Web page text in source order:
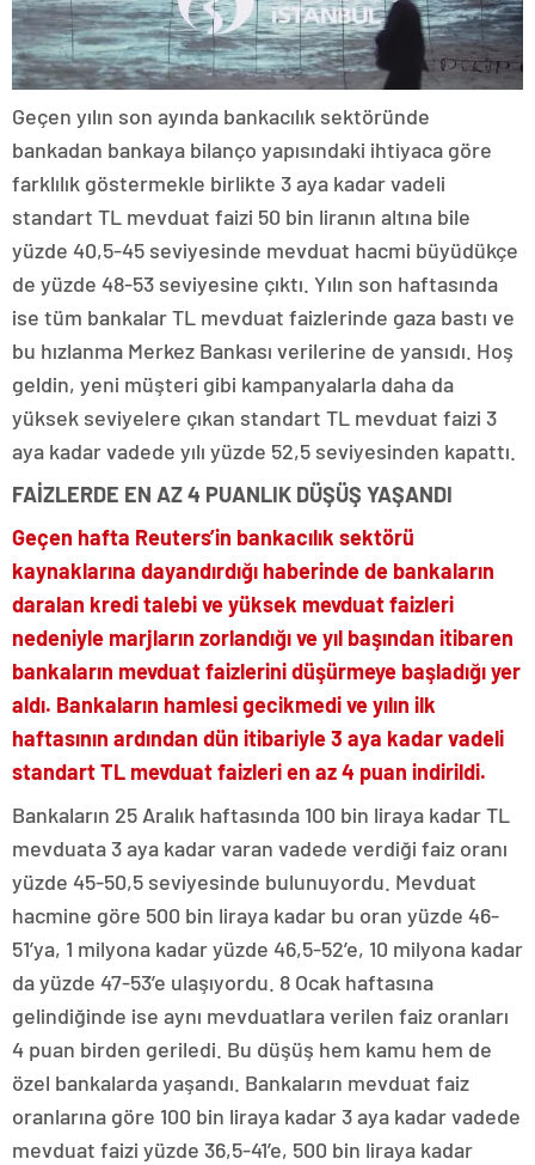
Geçen yılın son ayında bankacılık sektöründe
bankadan bankaya bilanço yapısındaki ihtiyaca göre
farklılık göstermekle birlikte 3 aya kadar vadeli
standart TL mevduat faizi 50 bin liranın altına bile
yüzde 40,5-45 seviyesinde mevduat hacmi büyüdükçe
de yüzde 48-53 seviyesine çıktı. Yılın son haftasında
ise tüm bankalar TL mevduat faizlerinde gaza bastı ve
bu hızlanma Merkez Bankası verilerine de yansıdı. Hoş
geldin, yeni müşteri gibi kampanyalarla daha da
yüksek seviyelere çıkan standart TL mevduat faizi 3
aya kadar vadede yılı yüzde 52,5 seviyesinden kapattı.
FAİZLERDE EN AZ 4 PUANLIK DÜŞÜŞ YAŞANDI
Geçen hafta Reuters’in bankacılık sektörü
kaynaklarına dayandırdığı haberinde de bankaların
daralan kredi talebi ve yüksek mevduat faizleri
nedeniyle marjların zorlandığı ve yıl başından itibaren
bankaların mevduat faizlerini düşürmeye başladığı yer
aldı. Bankaların hamlesi gecikmedi ve yılın ilk
haftasının ardından dün itibariyle 3 aya kadar vadeli
standart TL mevduat faizleri en az 4 puan indirildi.
Bankaların 25 Aralık haftasında 100 bin liraya kadar TL
mevduata 3 aya kadar varan vadede verdiği faiz oranı
yüzde 45-50,5 seviyesinde bulunuyordu. Mevduat
hacmine göre 500 bin liraya kadar bu oran yüzde 46-
51’ya, 1 milyona kadar yüzde 46,5-52’e, 10 milyona kadar
da yüzde 47-53’e ulaşıyordu. 8 Ocak haftasına
gelindiğinde ise aynı mevduatlara verilen faiz oranları
4 puan birden geriledi. Bu düşüş hem kamu hem de
özel bankalarda yaşandı. Bankaların mevduat faiz
oranlarına göre 100 bin liraya kadar 3 aya kadar vadede
mevduat faizi yüzde 36,5-41’e, 500 bin liraya kadar